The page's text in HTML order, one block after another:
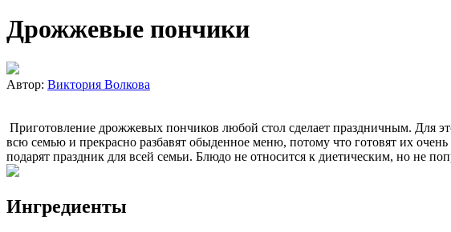
Дрожжевые пончики
Автор: Виктория Волкова
Приготовление дрожжевых пончиков любой стол сделает праздничным. Для
всю семью и прекрасно разбавят обыденное меню, потому что готовят их
подарят праздник для всей семьи. Блюдо не относится к диетическим, но не
Ингредиенты